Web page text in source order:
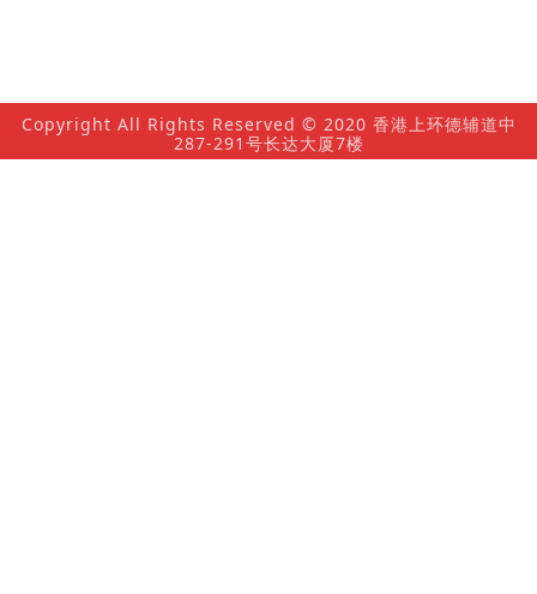
Copyright All Rights Reserved © 2020 香港上环德辅道中
287-291号长达大厦7楼